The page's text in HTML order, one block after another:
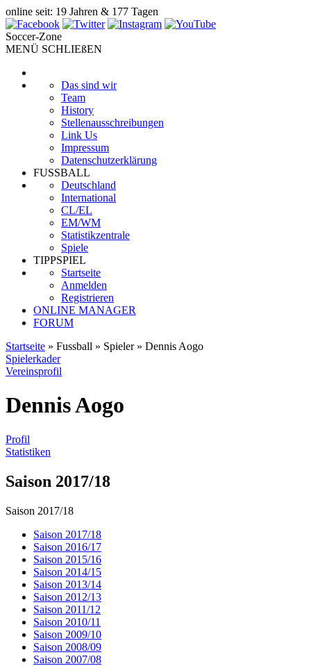
online seit: 19 Jahren & 177 Tagen
Soccer-Zone
MENÜ SCHLIEßEN
Das sind wir
Team
History
Stellenausschreibungen
Link Us
Impressum
Datenschutzerklärung
FUSSBALL
Deutschland
International
CL/EL
EM/WM
Statistikzentrale
Spiele
TIPPSPIEL
Startseite
Anmelden
Registrieren
ONLINE MANAGER
FORUM
Startseite » Fussball » Spieler » Dennis Aogo
Spielerkader
Vereinsprofil
Dennis Aogo
Profil
Statistiken
Saison 2017/18
Saison 2017/18
Saison 2017/18
Saison 2016/17
Saison 2015/16
Saison 2014/15
Saison 2013/14
Saison 2012/13
Saison 2011/12
Saison 2010/11
Saison 2009/10
Saison 2008/09
Saison 2007/08